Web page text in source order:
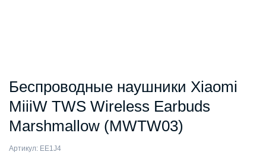
Беспроводные наушники Xiaomi
MiiiW TWS Wireless Earbuds
Marshmallow (MWTW03)
Артикул: EE1J4